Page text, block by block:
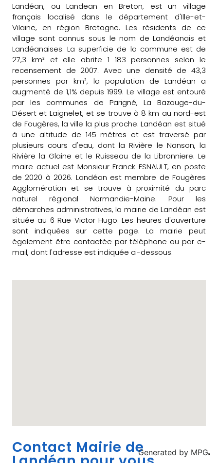
Landéan, ou Landean en Breton, est un village
français localisé dans le département d'Ille-et-
Vilaine, en région Bretagne. Les résidents de ce
village sont connus sous le nom de Landéanais et
Landéanaises. La superficie de la commune est de
27,3 km² et elle abrite 1 183 personnes selon le
recensement de 2007. Avec une densité de 43,3
personnes par km², la population de Landéan a
augmenté de 1,1% depuis 1999. Le village est entouré
par les communes de Parigné, La Bazouge-du-
Désert et Laignelet, et se trouve à 8 km au nord-est
de Fougères, la ville la plus proche. Landéan est situé
à une altitude de 145 mètres et est traversé par
plusieurs cours d'eau, dont la Rivière le Nanson, la
Rivière la Glaine et le Ruisseau de la Libronniere. Le
maire actuel est Monsieur Franck ESNAULT, en poste
de 2020 à 2026. Landéan est membre de Fougères
Agglomération et se trouve à proximité du parc
naturel régional Normandie-Maine. Pour les
démarches administratives, la mairie de Landéan est
située au 6 Rue Victor Hugo. Les heures d'ouverture
sont indiquées sur cette page. La mairie peut
également être contactée par téléphone ou par e-
mail, dont l'adresse est indiquée ci-dessous.
Contact Mairie deGenerated by MPG